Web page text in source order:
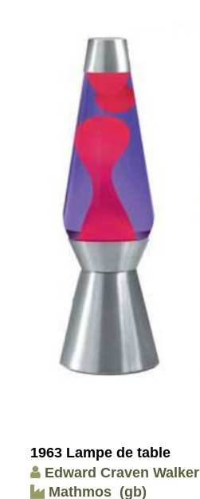
1963 Lampe de table
Edward Craven Walker
Mathmos (gb)